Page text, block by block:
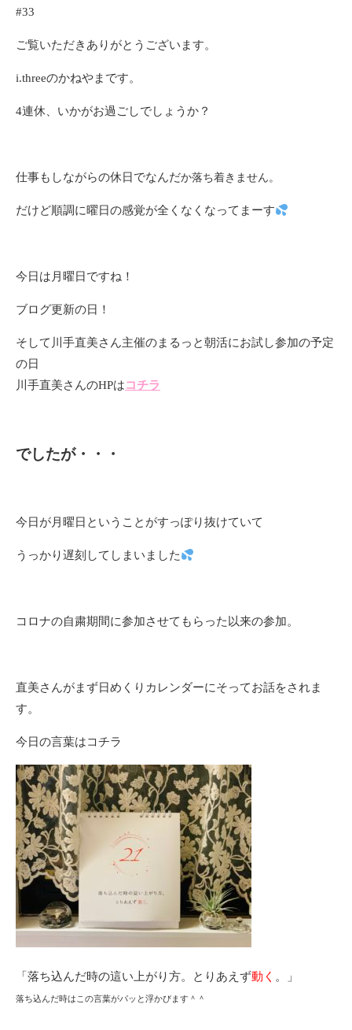
#33
ご覧いただきありがとうございます。
i.threeのかねやまです。
4連休、いかがお過ごしでしょうか？
仕事もしながらの休日でなんだか落ち着きません。
だけど順調に曜日の感覚が全くなくなってまーす
今日は月曜日ですね！
ブログ更新の日！
そして川手直美さん主催のまるっと朝活にお試し参加の予定
の日
川手直美さんのHPはコチラ
でしたが・・・
今日が月曜日ということがすっぽり抜けていて
うっかり遅刻してしまいました
コロナの自粛期間に参加させてもらった以来の参加。
直美さんがまず日めくりカレンダーにそってお話をされま
す。
今日の言葉はコチラ
「落ち込んだ時の這い上がり方。とりあえず動く 。」
落ち込んだ時はこの言葉がパッと浮かびます＾＾